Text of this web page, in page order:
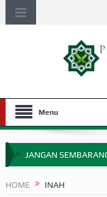
Menu
JANGAN
HOME INAH